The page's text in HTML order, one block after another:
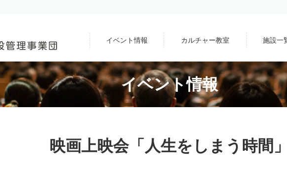
イベント情報 カルチャー教室 施設一
イベント情報
映画上映会「人生をしまう時間」